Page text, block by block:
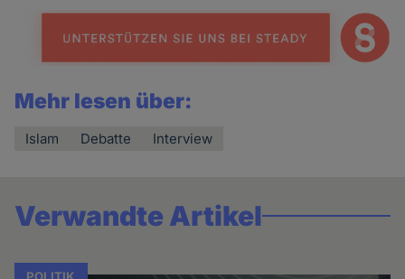
Mehr lesen über:
Islam Debatte Interview
Verwandte Artikel
POLITIK